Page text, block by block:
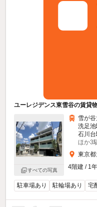
ユーレジデンス東雪谷の賃貸
すべての写真
雪が
洗足
石川
ほか3
東京
4階建 / 1
駐車場あり 駐輪場あり 宅